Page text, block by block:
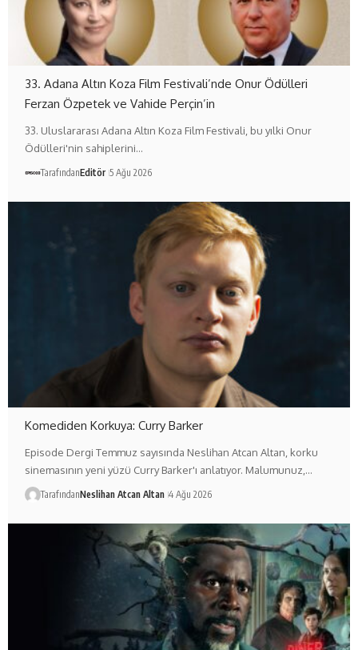
33. Adana Altın Koza Film Festivali’nde Onur Ödülleri
Ferzan Özpetek ve Vahide Perçin’in
33. Uluslararası Adana Altın Koza Film Festivali, bu yılki Onur
Ödülleri'nin sahiplerini…
TarafındanEditör 5 Ağu 2026
Komediden Korkuya: Curry Barker
Episode Dergi Temmuz sayısında Neslihan Atcan Altan, korku
sinemasının yeni yüzü Curry Barker'ı anlatıyor. Malumunuz,…
TarafındanNeslihan Atcan Altan 4 Ağu 2026